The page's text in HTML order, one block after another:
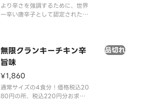
より辛さを強調するために、世界
一辛い唐辛子として認定された
い物好きの方にも支持される味付
けとなっています。
無限クランキーチキン辛
旨味
¥1,860
通常サイズの4食分！価格税込20
80円の所、税込220円分お求め
品切れ